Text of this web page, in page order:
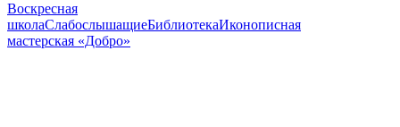
Воскресная
школаСлабослышащиеБиблиотекаИконописная
мастерская «Добро»